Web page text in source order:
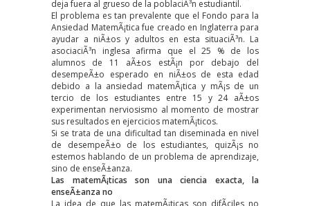
deja fuera al grueso de la poblaciÃ³n estudiantil.
El problema es tan prevalente que el Fondo para la
Ansiedad MatemÃ¡ticafue creado en Inglaterra para
ayudar a niÃ±os y adultos en esta situaciÃ³n. La
asociaciÃ³n inglesa afirma que el 25 % de los
alumnos de 11 aÃ±os estÃ¡n por debajo del
desempeÃ±o esperado en niÃ±os de esta edad
debido a la ansiedad matemÃ¡tica y mÃ¡s de un
tercio de los estudiantes entre 15 y 24 aÃ±os
experimentan nerviosismo al momento de mostrar
sus resultados en ejercicios matemÃ¡ticos.
Si se trata de una dificultad tan diseminada en nivel
de desempeÃ±o de los estudiantes, quizÃ¡s no
estemos hablando de un problema de aprendizaje,
sino de enseÃ±anza.
Las matemÃ¡ticas son una ciencia exacta, la
enseÃ±anza no
La idea de que las matemÃ¡ticas son difÃ­ciles no